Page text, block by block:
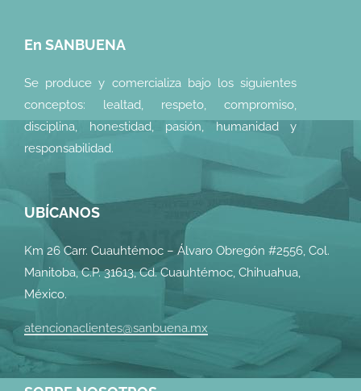
En SANBUENA
Se produce y comercializa bajo los siguientes
conceptos: lealtad, respeto, compromiso,
disciplina, honestidad, pasión, humanidad y
responsabilidad.
UBÍCANOS
Km 26 Carr. Cuauhtémoc – Álvaro Obregón #2556, Col.
Manitoba, C.P. 31613, Cd. Cuauhtémoc, Chihuahua,
México.
atencionaclientes@sanbuena.mx